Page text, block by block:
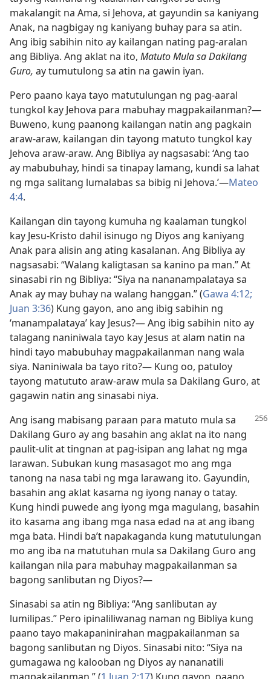
makalangit na Ama, si Jehova, at gayundin sa kaniyang
Anak, na nagbigay ng kaniyang buhay para sa atin.
Ang ibig sabihin nito ay kailangan nating pag-aralan
ang Bibliya. Ang aklat na ito, Matuto Mula sa Dakilang
Guro, ay tumutulong sa atin na gawin iyan.
Pero paano kaya tayo matutulungan ng pag-aaral
tungkol kay Jehova para mabuhay magpakailanman?​—
Buweno, kung paanong kailangan natin ang pagkain
araw-araw, kailangan din tayong matuto tungkol kay
Jehova araw-araw. Ang Bibliya ay nagsasabi: ‘Ang tao
ay mabubuhay, hindi sa tinapay lamang, kundi sa lahat
ng mga salitang lumalabas sa bibig ni Jehova.’​—Mateo
4:4.
Kailangan din tayong kumuha ng kaalaman tungkol
kay Jesu-Kristo dahil isinugo ng Diyos ang kaniyang
Anak para alisin ang ating kasalanan. Ang Bibliya ay
nagsasabi: “Walang kaligtasan sa kanino pa man.” At
sinasabi rin ng Bibliya: “Siya na nananampalataya sa
Anak ay may buhay na walang hanggan.” (Gawa 4:12;
Juan 3:36) Kung gayon, ano ang ibig sabihin ng
‘manampalataya’ kay Jesus?​— Ang ibig sabihin nito ay
talagang naniniwala tayo kay Jesus at alam natin na
hindi tayo mabubuhay magpakailanman nang wala
siya. Naniniwala ba tayo rito?​— Kung oo, patuloy
tayong matututo araw-araw mula sa Dakilang Guro, at
gagawin natin ang sinasabi niya.
Ang isang mabisang paraan para matuto mula sa
Dakilang Guro ay ang basahin ang aklat na ito nang
paulit-ulit at tingnan at pag-isipan ang lahat ng mga
larawan. Subukan kung masasagot mo ang mga
tanong na nasa tabi ng mga larawang ito. Gayundin,
basahin ang aklat kasama ng iyong nanay o tatay.
Kung hindi puwede ang iyong mga magulang, basahin
ito kasama ang ibang mga nasa edad na at ang ibang
mga bata. Hindi ba’t napakaganda kung matutulungan
mo ang iba na matutuhan mula sa Dakilang Guro ang
kailangan nila para mabuhay magpakailanman sa
bagong sanlibutan ng Diyos?​—
Sinasabi sa atin ng Bibliya: “Ang sanlibutan ay
lumilipas.” Pero ipinaliliwanag naman ng Bibliya kung
paano tayo makapaninirahan magpakailanman sa
bagong sanlibutan ng Diyos. Sinasabi nito: “Siya na
gumagawa ng kalooban ng Diyos ay nananatili